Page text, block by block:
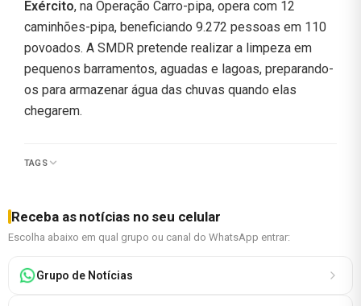
Exército, na Operação Carro-pipa, opera com 12
caminhões-pipa, beneficiando 9.272 pessoas em 110
povoados. A SMDR pretende realizar a limpeza em
pequenos barramentos, aguadas e lagoas, preparando-
os para armazenar água das chuvas quando elas
chegarem.
TAGS
Receba as notícias no seu celular
Escolha abaixo em qual grupo ou canal do WhatsApp entrar:
Grupo de Notícias